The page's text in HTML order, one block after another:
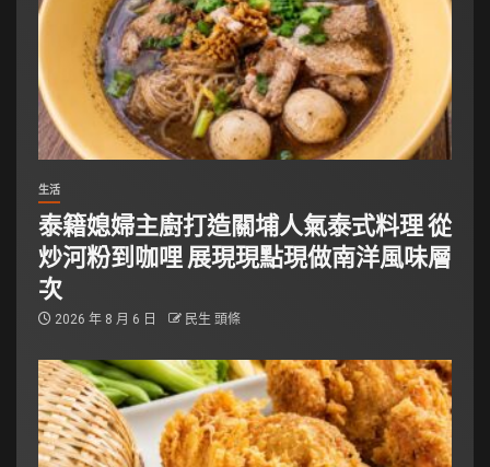
生活
泰籍媳婦主廚打造關埔人氣泰式料理 從
炒河粉到咖哩 展現現點現做南洋風味層
次
2026 年 8 月 6 日 民生 頭條